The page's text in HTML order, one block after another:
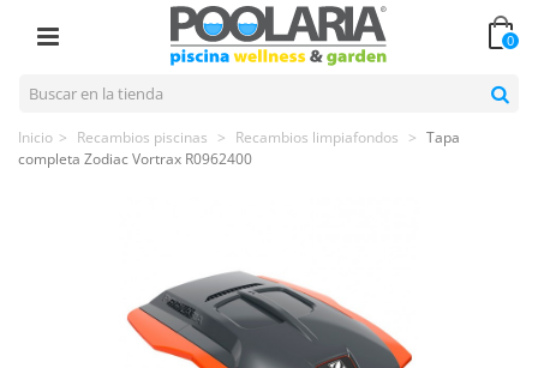
0
Inicio > Recambios piscinas > Recambios limpiafondos > Tapa
completa Zodiac Vortrax R0962400